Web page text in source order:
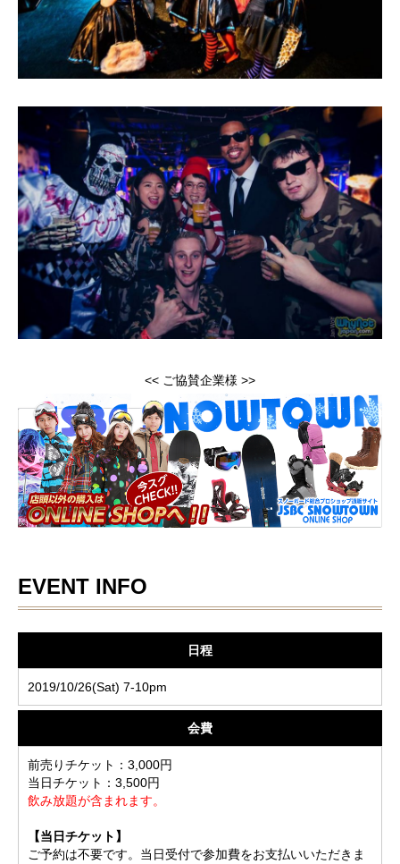
<< ご協賛企業様 >>
EVENT INFO
日程
2019/10/26(Sat) 7-10pm
会費
前売りチケット：3,000円
当日チケット：3,500円
飲み放題が含まれます。
【当日チケット】
ご予約は不要です。当日受付で参加費をお支払いいただきま